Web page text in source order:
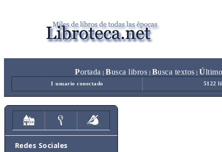
Portada Busca libros Busca textos Ú
1 usuario conectado 5122
Redes Sociales